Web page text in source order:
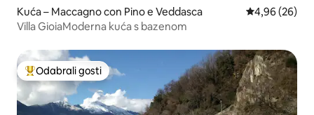
Kuća – Maccagno con Pino e Veddasca Prosječna
4,96 (26)
Villa GioiaModerna kuća s bazenom
Među najviše rangiranima s oznakom „Odabrali gosti”
Odabrali gosti